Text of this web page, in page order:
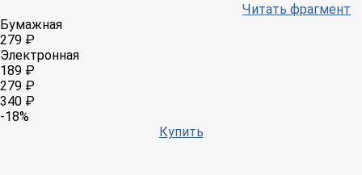
Читать фрагмент
Бумажная
279 ₽
Электронная
189 ₽
279 ₽
340 ₽
-18%
Купить